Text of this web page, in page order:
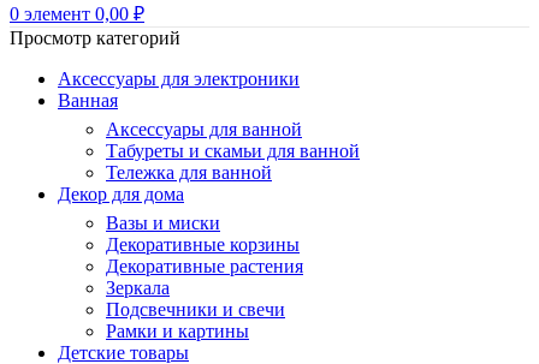
0 элемент 0,00 ₽
Просмотр категорий
Аксессуары для электроники
Ванная
Аксессуары для ванной
Табуреты и скамьи для ванной
Тележка для ванной
Декор для дома
Вазы и миски
Декоративные корзины
Декоративные растения
Зеркала
Подсвечники и свечи
Рамки и картины
Детские товары